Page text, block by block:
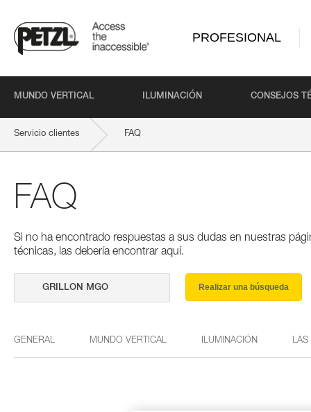
PROFESIONAL
MUNDO VERTICAL ILUMINACIÓN CONSEJOS
Servicio clientes FAQ
FAQ
Si no ha encontrado respuestas a sus dudas en nuestras
técnicas, las debería encontrar aquí.
Realizar una búsqueda
GENERAL MUNDO VERTICAL ILUMINACIÓN LAS